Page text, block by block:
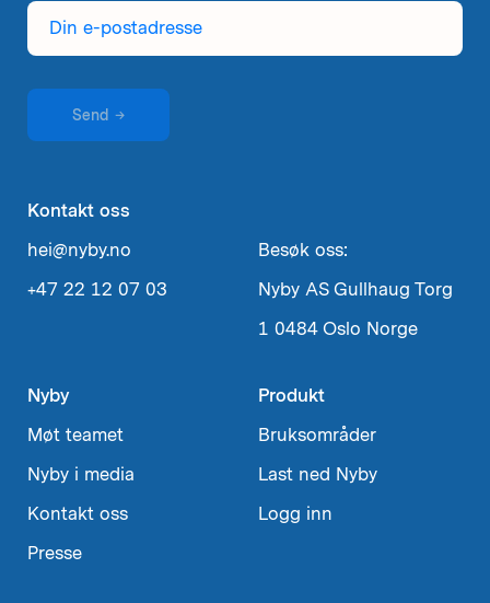
Din
postadresse
Send →
Kontakt oss
hei@nyby.no
+47 22 12 07 03
Besøk oss:
Nyby AS Gullhaug Torg
1 0484 Oslo Norge
Nyby
Møt teamet
Nyby i media
Kontakt oss
Presse
Produkt
Bruksområder
Last ned Nyby
Logg inn